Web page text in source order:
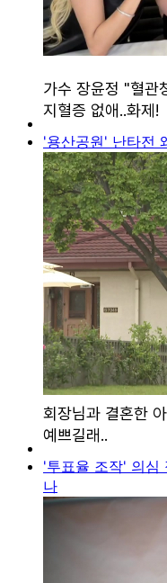
'용산공원' 난타전
'투표율 조작' 의심
나